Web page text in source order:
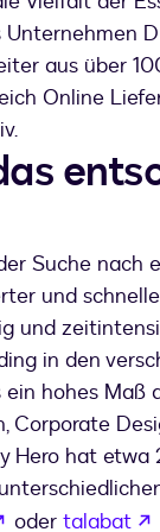
aus über
Online
Suche nach
und
und
in den
ein hohes
Corporate
Hero hat
neuen Tab
wird in einem
oder talabat